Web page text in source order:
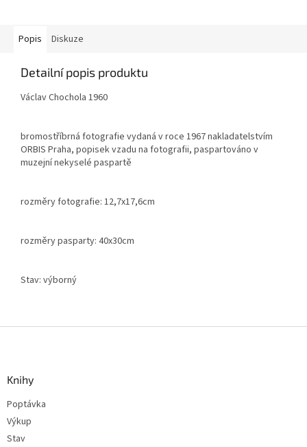
Popis Diskuze
Detailní popis produktu
Václav Chochola 1960
bromostříbrná fotografie vydaná v roce 1967 nakladatelstvím
ORBIS Praha, popisek vzadu na fotografii, paspartováno v
muzejní nekyselé paspartě
rozměry fotografie: 12,7x17,6cm
rozměry pasparty: 40x30cm
Stav: výborný
Knihy
Poptávka
Výkup
Stav